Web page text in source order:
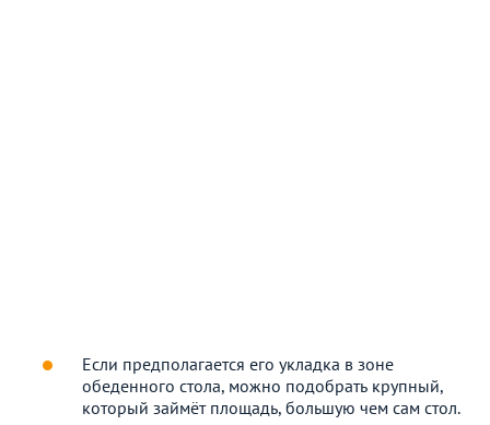
Если предполагается его укладка в зоне
обеденного стола, можно подобрать крупный,
который займёт площадь, большую чем сам стол.